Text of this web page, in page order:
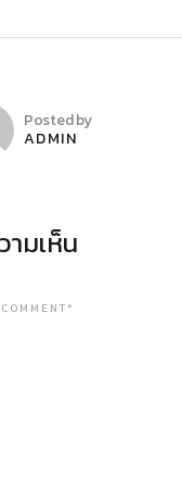
Posted by
ADMIN
ามเห็น